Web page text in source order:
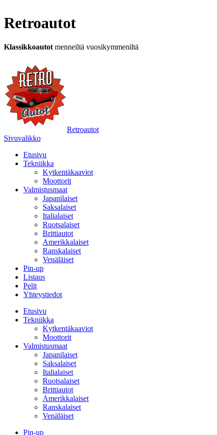
Retroautot
Klassikkoautot menneiltä vuosikymmeniltä
Retroautot
Sivuvalikko
Etusivu
Tekniikka
Kytkentäkaaviot
Moottorit
Valmistusmaat
Japanilaiset
Saksalaiset
Italialaiset
Ruotsalaiset
Brittiautot
Amerikkalaiset
Ranskalaiset
Venäläiset
Pin-up
Listaus
Pelit
Yhteystiedot
Etusivu
Tekniikka
Kytkentäkaaviot
Moottorit
Valmistusmaat
Japanilaiset
Saksalaiset
Italialaiset
Ruotsalaiset
Brittiautot
Amerikkalaiset
Ranskalaiset
Venäläiset
Pin-up